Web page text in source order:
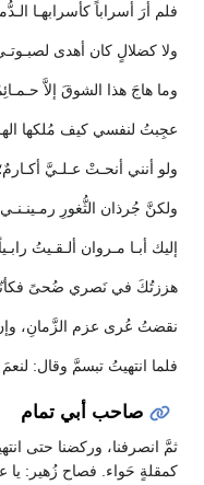
فلم أرَ أسراباً كأسرابهـا
ولا كضلالٍ كان أهدى
وما هاجَ هذا الشوقَ إلاَّ
عجِبتُ لنفسي كيف مُلكها
ولو أنني أنحـتْ عـلـيَّ
ولكنَّ جُرذان الثُّغورِ
إليك أبـا مـروان ألـقـيتُ
هززتُكَ في نَصري ضُحىً
نقضتُ عُرى عزم الزَّمانِ، وإن
فلما انتهيتُ تبسمَّ وقال:
صاحب أبي تمام
ثمَّ انصرفنا، وركضنا حتى
كمقلةٍ حَواء. فصاح زُهير: يا